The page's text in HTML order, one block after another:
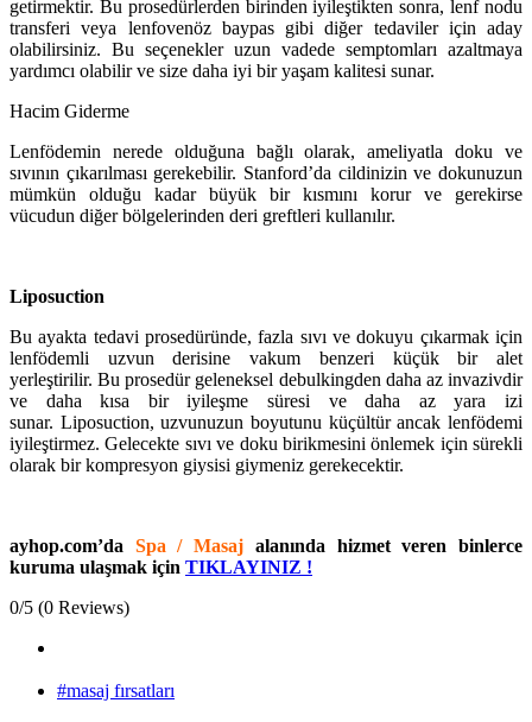
getirmektir. Bu prosedürlerden birinden iyileştikten sonra, lenf nodu
transferi veya lenfovenöz baypas gibi diğer tedaviler için aday
olabilirsiniz. Bu seçenekler uzun vadede semptomları azaltmaya
yardımcı olabilir ve size daha iyi bir yaşam kalitesi sunar.
Hacim Giderme
Lenfödemin nerede olduğuna bağlı olarak, ameliyatla doku ve
sıvının çıkarılması gerekebilir. Stanford’da cildinizin ve dokunuzun
mümkün olduğu kadar büyük bir kısmını korur ve gerekirse
vücudun diğer bölgelerinden deri greftleri kullanılır.
Liposuction
Bu ayakta tedavi prosedüründe, fazla sıvı ve dokuyu çıkarmak için
lenfödemli uzvun derisine vakum benzeri küçük bir alet
yerleştirilir. Bu prosedür geleneksel debulkingden daha az invazivdir
ve daha kısa bir iyileşme süresi ve daha az yara izi
sunar. Liposuction, uzvunuzun boyutunu küçültür ancak lenfödemi
iyileştirmez. Gelecekte sıvı ve doku birikmesini önlemek için sürekli
olarak bir kompresyon giysisi giymeniz gerekecektir.
ayhop.com’da Spa / Masaj alanında hizmet veren binlerce
kuruma ulaşmak için TIKLAYINIZ !
0/5 (0 Reviews)
#masaj fırsatları